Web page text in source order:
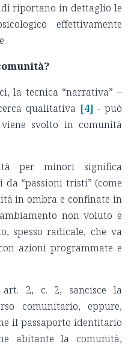
riportano in dettaglio le
effettivamente
la tecnica “narrativa” –
qualitativa [4] - può
svolto in comunità
per minori significa
“passioni tristi” (come
in ombra e confinate in
non voluto e
spesso radicale, che va
azioni programmate e
art. 2, c. 2, sancisce la
comunitario, eppure,
il passaporto identitario
abitante la comunità,